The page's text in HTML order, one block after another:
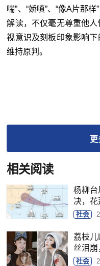
喘”、“娇嗔”、“像A片那
解读，不仅毫无尊重他
视意识及刻板印象影响下
维持原判。
更
相关阅读
杨柳台
决，花
社会
荔枝
丝泪崩
社会